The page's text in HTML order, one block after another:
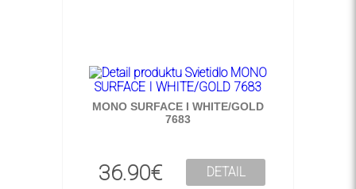
MONO SURFACE I WHITE/GOLD
7683
36.90€ DETAIL